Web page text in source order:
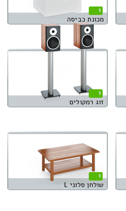
1
מכונת כביסה
1
זוג רמקולים
1
שולחן סלוני L